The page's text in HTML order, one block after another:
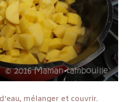
mélanger et couvrir.